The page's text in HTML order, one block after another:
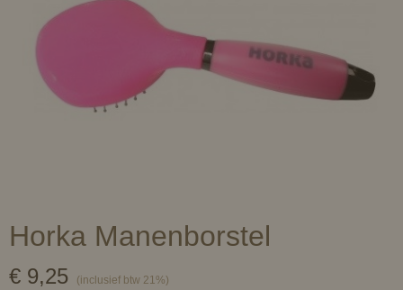
Horka Manenborstel
€ 9,25 (inclusief btw 21%)